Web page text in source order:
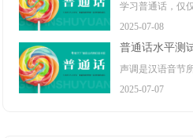
播音部主任 ，中
代表 。
殊津贴”享受者、
批”人才、“五一”
年“五四”奖章的
化集团股份有限
学习普通话，仅
母、韵母和声调
在读书或说话时
照每一个音节的
2025-07-08
普通话水平测
声调是汉语音节
意义的声音的高
2025-07-07